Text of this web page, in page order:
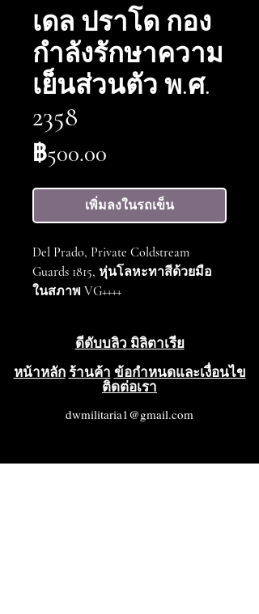
เดล ปราโด กอง
กำลังรักษาความ
เย็นส่วนตัว พ.ศ.
2358
฿500.00
เพิ่มลงในรถเข็น
Del Prado, Private Coldstream
Guards 1815, หุ่นโลหะทาสีด้วยมือ
ในสภาพ VG++++
ดีดับบลิว มิลิตาเรีย
หน้าหลัก ร้านค้า ข้อกำหนดและเงื่อนไข
ติดต่อเรา
dwmilitaria1@gmail.com